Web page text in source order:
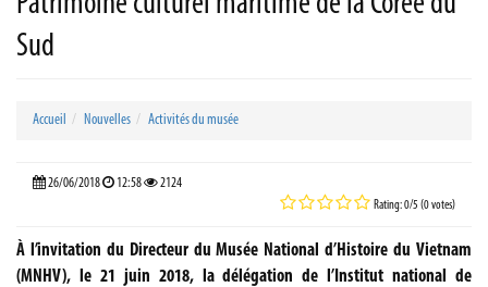
Sud
Accueil Nouvelles Activités du musée
26/06/2018 12:58 2124
Rating: 0/5 (0 votes)
À l’invitation du Directeur du Musée National d’Histoire du Vietnam
(MNHV), le 21 juin 2018, la délégation de l’Institut national de